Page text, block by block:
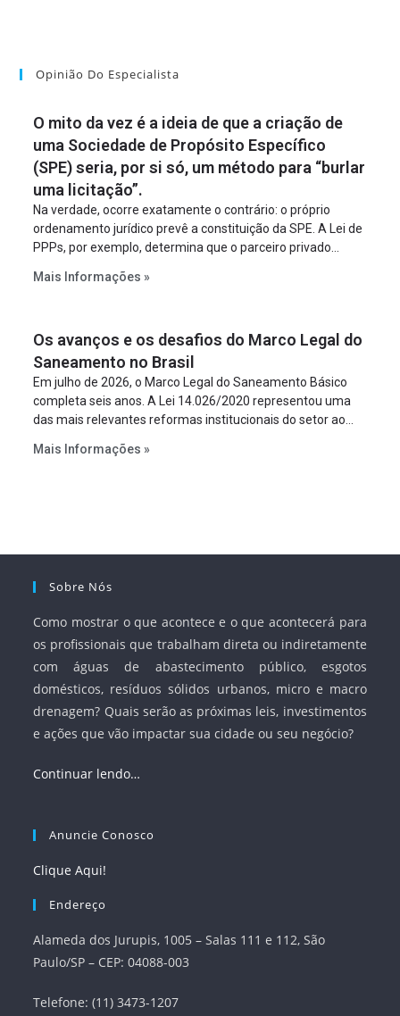
Opinião Do Especialista
O mito da vez é a ideia de que a criação de
uma Sociedade de Propósito Específico
(SPE) seria, por si só, um método para “burlar
uma licitação”.
Na verdade, ocorre exatamente o contrário: o próprio
ordenamento jurídico prevê a constituição da SPE. A Lei de
PPPs, por exemplo, determina que o parceiro privado
empreendimento. Ou seja, a suposta “fraude à licitação” é
projeto a projeto.
Mais Informações »
Os avanços e os desafios do Marco Legal do
Saneamento no Brasil
Em julho de 2026, o Marco Legal do Saneamento Básico
completa seis anos. A Lei 14.026/2020 representou uma
das mais relevantes reformas institucionais do setor ao
serviços, ampliar a participação da iniciativa privada,
Mais Informações »
Sobre Nós
Como mostrar o que acontece e o que acontecerá para
os profissionais que trabalham direta ou indiretamente
com águas de abastecimento público, esgotos
domésticos, resíduos sólidos urbanos, micro e macro
drenagem? Quais serão as próximas leis, investimentos
e ações que vão impactar sua cidade ou seu negócio?
Continuar lendo…
Anuncie Conosco
Clique Aqui!
Endereço
Alameda dos Jurupis, 1005 – Salas 111 e 112, São
Paulo/SP – CEP: 04088-003
Telefone: (11) 3473-1207